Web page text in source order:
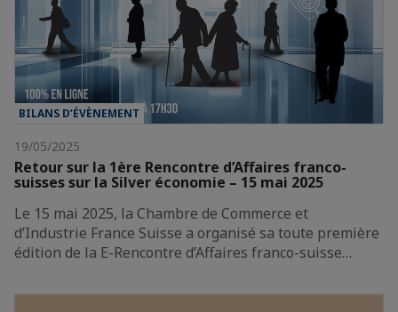
BILANS D’ÉVÈNEMENT
19/05/2025
Retour sur la 1ère Rencontre d’Affaires franco-
suisses sur la Silver économie – 15 mai 2025
Le 15 mai 2025, la Chambre de Commerce et
d’Industrie France Suisse a organisé sa toute première
édition de la E-Rencontre d’Affaires franco-suisse…